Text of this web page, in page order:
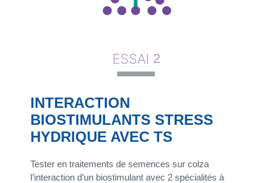
ESSAI 2
INTERACTION
BIOSTIMULANTS STRESS
HYDRIQUE AVEC TS
Tester en traitements de semences sur colza
l’interaction d’un biostimulant avec 2 spécialités à